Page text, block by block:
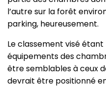
l’autre sur la forêt
parking, heureusement.
Le classement visé étant
équipements des
être semblables à ceux
devrait être positionné